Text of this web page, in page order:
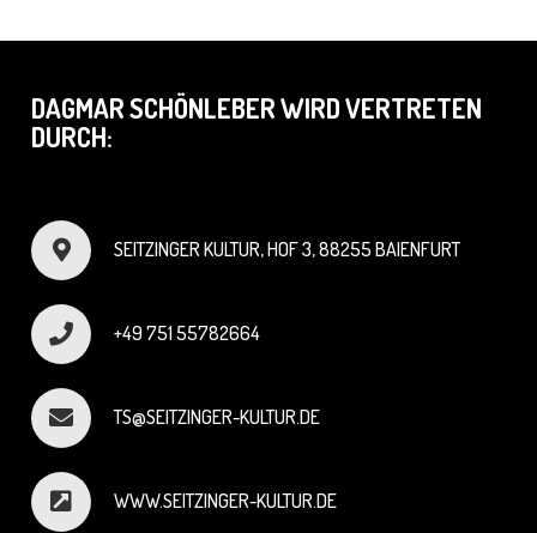
DAGMAR SCHÖNLEBER WIRD VERTRETEN
DURCH:
SEITZINGER KULTUR, HOF 3, 88255 BAIENFURT
+49 751 55782664
TS@SEITZINGER-KULTUR.DE
WWW.SEITZINGER-KULTUR.DE